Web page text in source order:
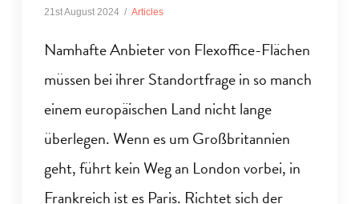
21st August 2024 Articles
Namhafte Anbieter von Flexoffice-Flächen
müssen bei ihrer Standortfrage in so manch
einem europäischen Land nicht lange
überlegen. Wenn es um Großbritannien
geht, führt kein Weg an London vorbei, in
Frankreich ist es Paris. Richtet sich der